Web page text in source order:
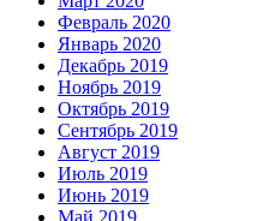
Февраль 2020
Январь 2020
Декабрь 2019
Ноябрь 2019
Октябрь 2019
Сентябрь 2019
Август 2019
Июль 2019
Июнь 2019